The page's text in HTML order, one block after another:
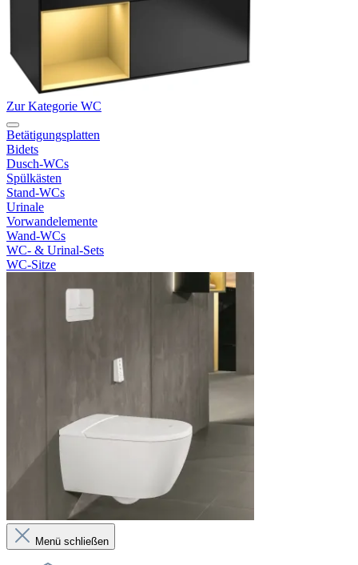
Zur Kategorie WC
Betätigungsplatten
Bidets
Dusch-WCs
Spülkästen
Stand-WCs
Urinale
Vorwandelemente
Wand-WCs
WC- & Urinal-Sets
WC-Sitze
Menü schließen